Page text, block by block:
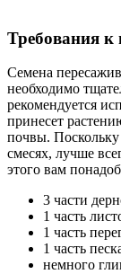
Требования к
Семена
необходимо
рекомендуется
принесет
почвы. Поскольку
смесях, лучше
этого вам
3 части
1 часть
1 часть
1 часть
немного